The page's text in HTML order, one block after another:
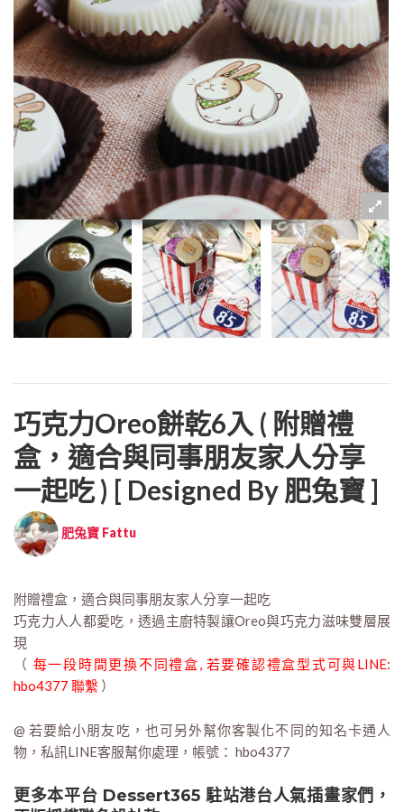
記住我
忘記密碼 註冊
粉絲好康
加入甜點廚師接單平台
巧克力Oreo餅乾6入 ( 附贈禮
盒，適合與同事朋友家人分享
一起吃 ) [ Designed By 肥兔寶 ]
肥兔寶 Fattu
附贈禮盒，適合與同事朋友家人分享一起吃
巧克力人人都愛吃，透過主廚特製讓Oreo與巧克力滋味雙層展
現
（ 每一段時間更換不同禮盒, 若要確認禮盒型式可與LINE:
hbo4377 聯繫 ）
@ 若要給小朋友吃，也可另外幫你客製化不同的知名卡通人
物，私訊LINE客服幫你處理，帳號： hbo4377
更多本平台 Dessert365 駐站港台人氣插畫家們，